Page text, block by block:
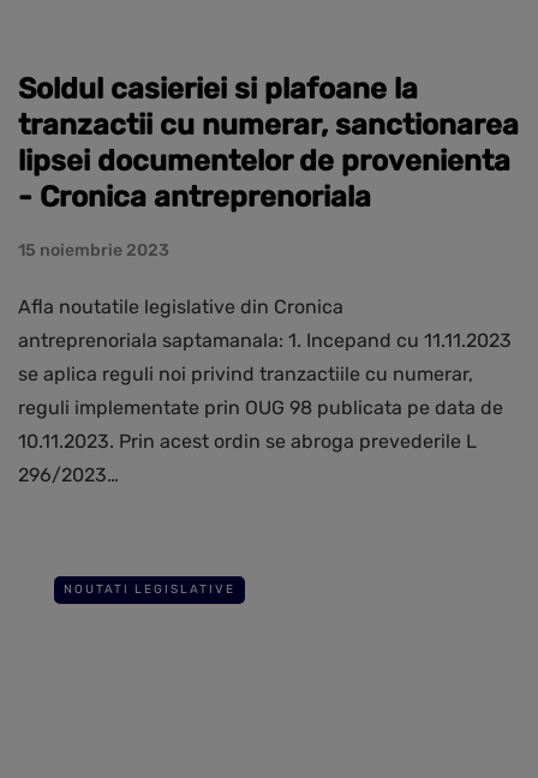
Soldul casieriei si plafoane la
tranzactii cu numerar, sanctionarea
lipsei documentelor de provenienta
- Cronica antreprenoriala
15 noiembrie 2023
Afla noutatile legislative din Cronica
antreprenoriala saptamanala: 1. Incepand cu 11.11.2023
se aplica reguli noi privind tranzactiile cu numerar,
reguli implementate prin OUG 98 publicata pe data de
10.11.2023. Prin acest ordin se abroga prevederile L
296/2023…
NOUTATI LEGISLATIVE